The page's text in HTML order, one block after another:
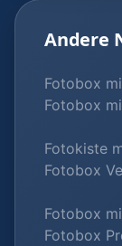
Andere
Fotobox
Fotobox
Fotokiste
Fotobox
Fotobox
Fotobox